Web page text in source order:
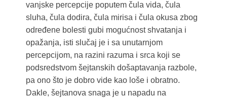
vanjske percepcije poputem čula vida, čula
sluha, čula dodira, čula mirisa i čula okusa zbog
određene bolesti gubi mogućnost shvatanja i
opažanja, isti slučaj je i sa unutarnjom
percepcijom, na razini razuma i srca koji se
podsredstvom šejtanskih došaptavanja razbole,
pa ono što je dobro vide kao loše i obratno.
Dakle, šejtanova snaga je u napadu na